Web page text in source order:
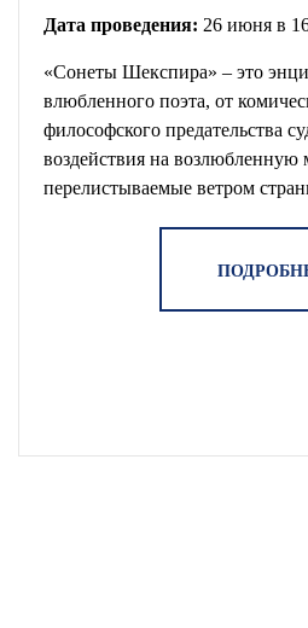
Дата проведения: 26 июня в
«Сонеты Шекспира» – это
влюбленного поэта, от
философского предательства
воздействия на возлюбленную
перелистываемые ветром